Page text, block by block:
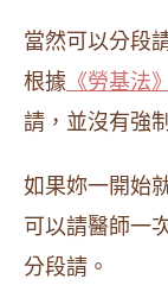
當然可以分段
根據 《勞基法
請，並沒有強
如果妳一開始
可以請醫師一
分段請。